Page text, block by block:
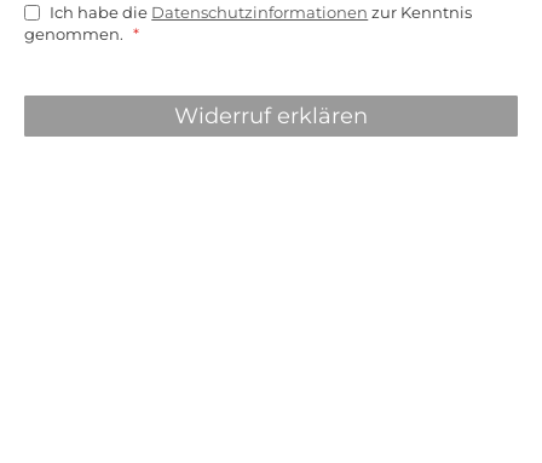
Ich habe die Datenschutzinformationen zur Kenntnis
genommen.
Widerruf erklären